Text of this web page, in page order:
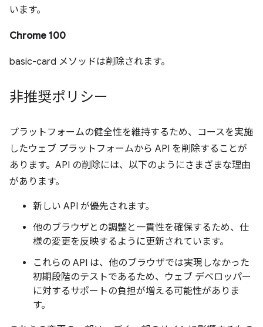
います。
Chrome 100
basic-card メソッドは削除されます。
非推奨ポリシー
プラットフォームの健全性を維持するため、コースを実施
したウェブ プラットフォームから API を削除することが
あります。API の削除には、以下のようにさまざまな理由
があります。
新しい API が優先されます。
他のブラウザとの調整と一貫性を確保するため、仕
様の変更を反映するように更新されています。
これらの API は、他のブラウザでは実現しなかった
初期段階のテストであるため、ウェブ デベロッパー
に対するサポートの負担が増える可能性がありま
す。